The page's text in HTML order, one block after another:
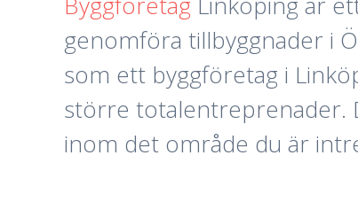
genomföra tillbyggnader i
som ett byggföretag i
större totalentreprenader.
inom det område du är